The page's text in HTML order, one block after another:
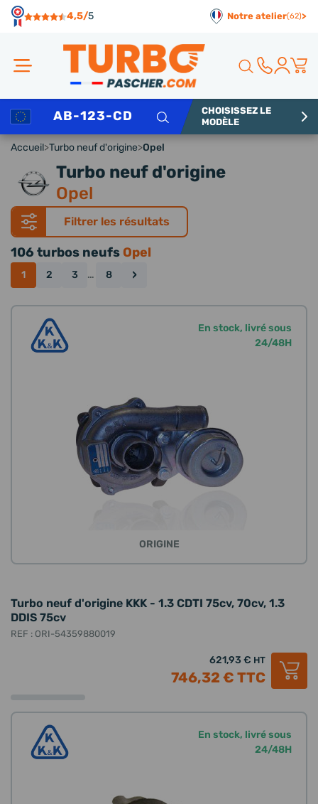
4,5/5 Notre atelier(62)>
Rechercher
CHOISISSEZ LE
MODÈLE
Accueil>Turbo neuf d'origine>Opel
Turbo neuf d'origine
Opel
Filtrer les résultats
106 turbos neufs Opel
1 2 3 … 8 ›
En stock, livré sous
24/48H
ORIGINE
Turbo neuf d'origine KKK - 1.3 CDTI 75cv, 70cv, 1.3
DDIS 75cv
REF : ORI-54359880019
621,93 € HT
746,32 € TTC
En stock, livré sous
24/48H
Panneau de gestion des cookies